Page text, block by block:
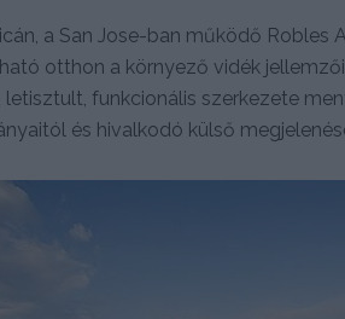
a San Jose-ban működő Robles
otthon a környező vidék
letisztult, funkcionális szerkezete
és hivalkodó külső